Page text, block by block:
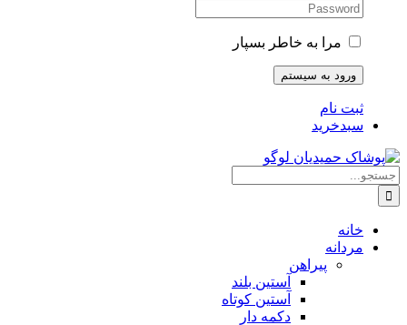
مرا به خاطر بسپار
ثبت نام
سبدخرید
جستجو
برای:
خانه
مردانه
پیراهن
آستین بلند
آستین کوتاه
دکمه دار